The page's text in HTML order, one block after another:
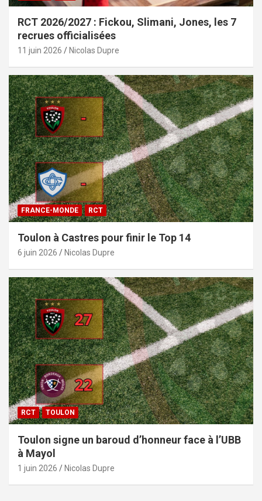
RCT 2026/2027 : Fickou, Slimani, Jones, les 7
recrues officialisées
11 juin 2026 Nicolas Dupre
FRANCE-MONDE RCT
Toulon à Castres pour finir le Top 14
6 juin 2026 Nicolas Dupre
RCT TOULON
Toulon signe un baroud d’honneur face à l’UBB
à Mayol
1 juin 2026 Nicolas Dupre